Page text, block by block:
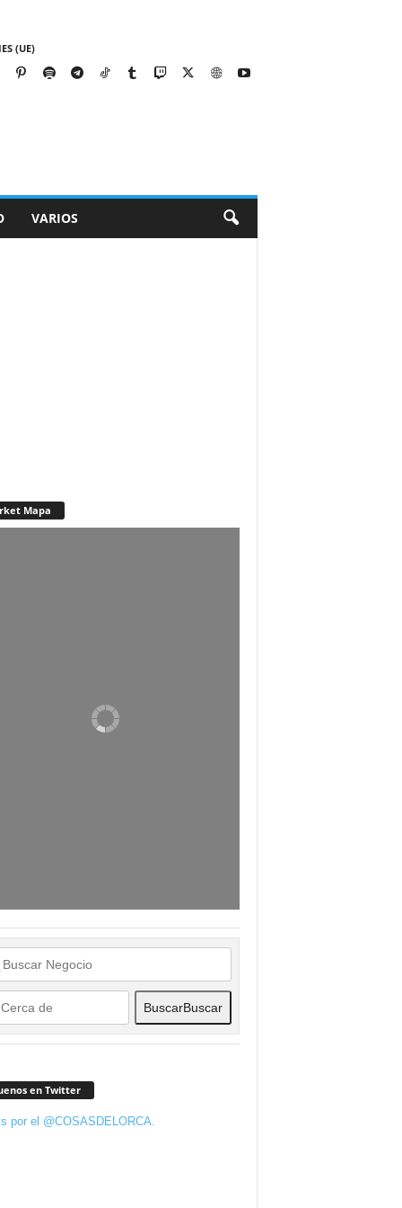
(UE)
VARIOS
Mapa
BuscarBuscar
en Twitter
por el @COSASDELORCA.